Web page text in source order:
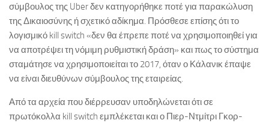
σύμβουλος της Uber δεν κατηγορήθηκε ποτέ για παρακώλυση
της Δικαιοσύνης ή σχετικό αδίκημα. Πρόσθεσε επίσης ότι το
λογισμικό kill switch «δεν θα έπρεπε ποτέ να χρησιμοποιηθεί για
να αποτρέψει τη νόμιμη ρυθμιστική δράση» και πως το σύστημα
σταμάτησε να χρησιμοποιείται το 2017, όταν ο Κάλανικ έπαψε
να είναι διευθύνων σύμβουλος της εταιρείας.
Από τα αρχεία που διέρρευσαν υποδηλώνεται ότι σε
πρωτόκολλα kill switch εμπλέκεται και ο Πιερ-Ντμίτρι Γκορ-